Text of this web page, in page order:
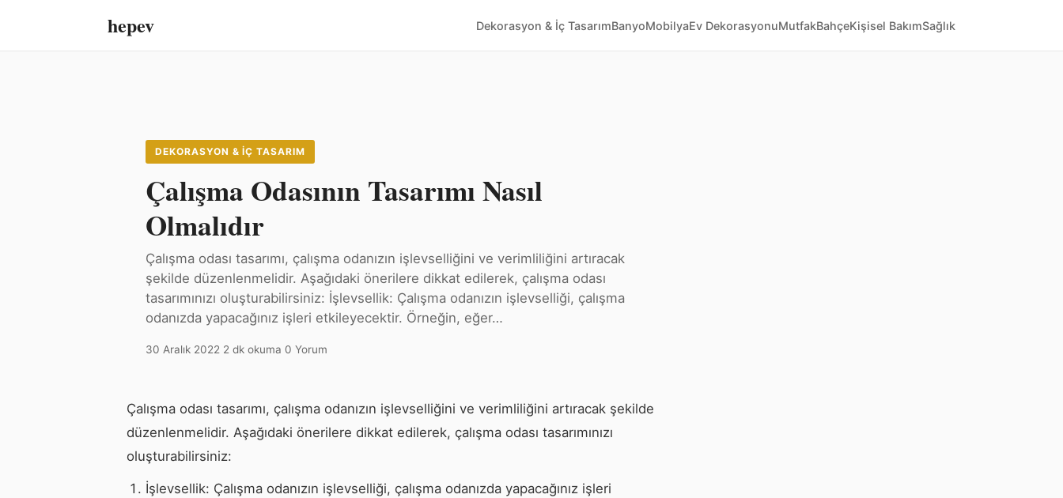
hepev Dekorasyon & İç TasarımBanyoMobilyaEv DekorasyonuMutfakBahçeKişisel BakımSağlık
DEKORASYON & İÇ TASARIM
Çalışma Odasının Tasarımı Nasıl
Olmalıdır
Çalışma odası tasarımı, çalışma odanızın işlevselliğini ve verimliliğini artıracak
şekilde düzenlenmelidir. Aşağıdaki önerilere dikkat edilerek, çalışma odası
tasarımınızı oluşturabilirsiniz: İşlevsellik: Çalışma odanızın işlevselliği, çalışma
odanızda yapacağınız işleri etkileyecektir. Örneğin, eğer…
30 Aralık 2022 2 dk okuma 0 Yorum
Çalışma odası tasarımı, çalışma odanızın işlevselliğini ve verimliliğini artıracak şekilde
düzenlenmelidir. Aşağıdaki önerilere dikkat edilerek, çalışma odası tasarımınızı
oluşturabilirsiniz:
İşlevsellik: Çalışma odanızın işlevselliği, çalışma odanızda yapacağınız işleri